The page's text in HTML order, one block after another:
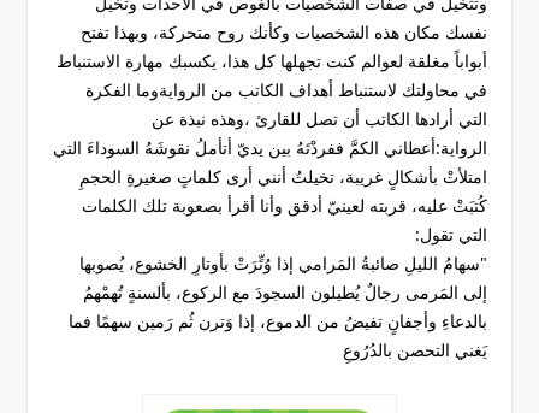
نفسك مكان هذه الشخصيات وكأنك روح متحركة، وبهذا تفتح
أبواباً مغلقة لعوالم كنت تجهلها كل هذا، يكسبك مهارة الاستنباط
في محاولتك لاستنباط أهداف الكاتب من الروايةوما الفكرة
التي أرادها الكاتب أن تصل للقارئ ،وهذه نبذة عن
الرواية:أعطاني الكمَّ ففردْتَهُ بين يديّ أتأملُ نقوشَهُ السوداءَ التي
امتلأتْ بأشكالٍ غريبة، تخيلتُ أنني أرى كلماتٍ صغيرةِ الحجمِ
كُتبَتْ عليه، قربته لعينيّ أدقق وأنا أقرأ بصعوبة تلك الكلمات
التي تقول:
"سهامُ الليلِ صائبةُ المَرامي إذا وُتِّرَتْ بأوتارِ الخشوع، يُصوبها
إلى المَرمى رجالٌ يُطيلون السجودَ مع الركوع، بألسنةٍ تُهمْهمُ
بالدعاءِ وأجفانٍ تفيضُ من الدموع، إذا وَترن ثُم رَمين سهمًا فما
يَغني التحصن بالدُرُوعِ